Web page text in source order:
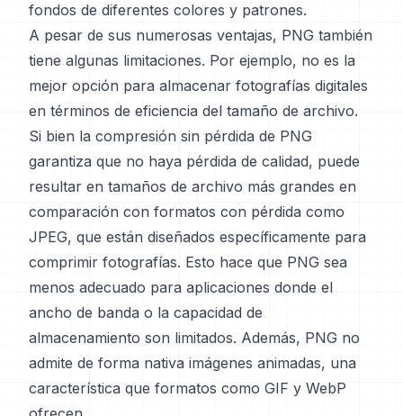
fondos de diferentes colores y patrones.
A pesar de sus numerosas ventajas, PNG también
tiene algunas limitaciones. Por ejemplo, no es la
mejor opción para almacenar fotografías digitales
en términos de eficiencia del tamaño de archivo.
Si bien la compresión sin pérdida de PNG
garantiza que no haya pérdida de calidad, puede
resultar en tamaños de archivo más grandes en
comparación con formatos con pérdida como
JPEG, que están diseñados específicamente para
comprimir fotografías. Esto hace que PNG sea
menos adecuado para aplicaciones donde el
ancho de banda o la capacidad de
almacenamiento son limitados. Además, PNG no
admite de forma nativa imágenes animadas, una
característica que formatos como GIF y WebP